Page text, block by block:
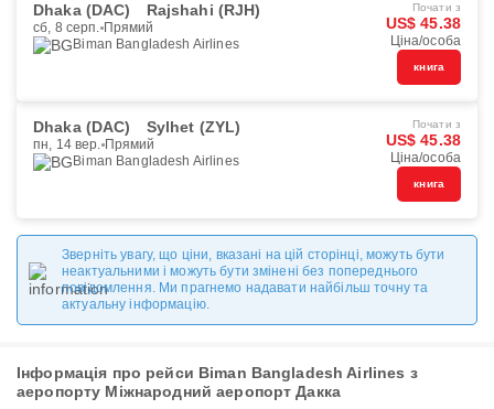
Dhaka (DAC) Rajshahi (RJH)
сб, 8 серп. Прямий
Biman Bangladesh Airlines
Почати з
US$ 45.38
Ціна/особа
книга
Dhaka (DAC) Sylhet (ZYL)
пн, 14 вер. Прямий
Biman Bangladesh Airlines
Почати з
US$ 45.38
Ціна/особа
книга
Зверніть увагу, що ціни, вказані на цій сторінці, можуть бути
неактуальними і можуть бути змінені без попереднього
повідомлення. Ми прагнемо надавати найбільш точну та
актуальну інформацію.
Інформація про рейси Biman Bangladesh Airlines з
аеропорту Міжнародний аеропорт Дакка